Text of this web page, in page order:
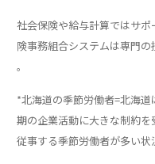
社会保険や給与計算ではサ
険事務組合システムは専門
。
*北海道の季節労働者=北海
期の企業活動に大きな制約
従事する季節労働者が多い状